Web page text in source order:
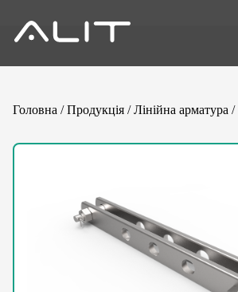
Головна /Продукція /Лінійна арматура /